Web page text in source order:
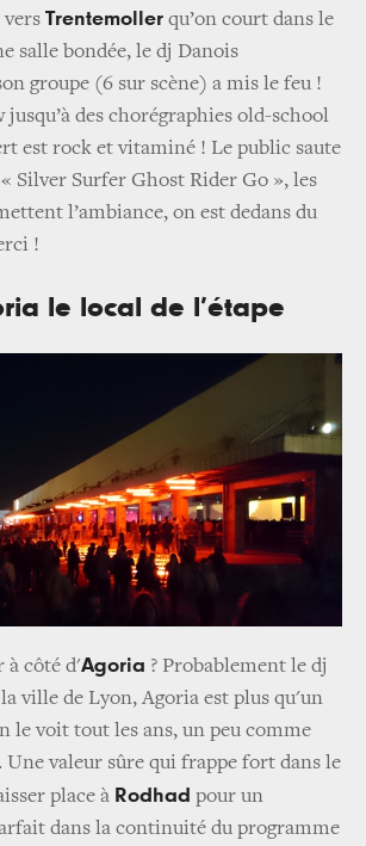
vers Trentemoller qu’on court dans le
salle bondée, le dj Danois
groupe (6 sur scène) a mis le feu !
jusqu’à des chorégraphies old-school
est rock et vitaminé ! Le public saute
« Silver Surfer Ghost Rider Go », les
l’ambiance, on est dedans du
!
le local de l’étape
à côté d'Agoria ? Probablement le dj
ville de Lyon, Agoria est plus qu'un
le voit tout les ans, un peu comme
valeur sûre qui frappe fort dans le
place à Rodhad pour un
dans la continuité du programme